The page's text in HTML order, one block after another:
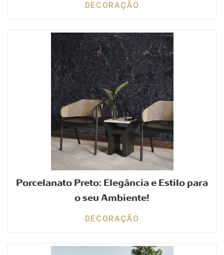
DECORAÇÃO
Porcelanato Preto: Elegância e Estilo para
o seu Ambiente!
DECORAÇÃO